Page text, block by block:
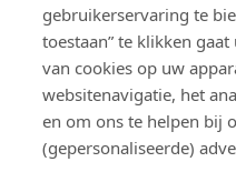
gebruikerservaring te
toestaan” te klikken
van cookies op uw
websitenavigatie, het
en om ons te helpen bij
(gepersonaliseerde)
Niet geslaagd?
Slaag
Gratis toegang
bookbibliotheek